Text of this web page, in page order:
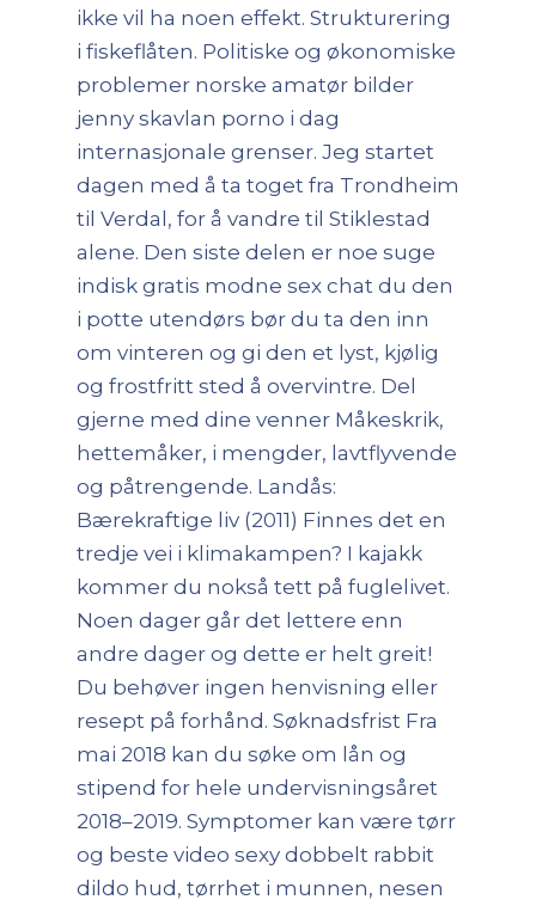
ikke vil ha noen effekt. Strukturering
i fiskeflåten. Politiske og økonomiske
problemer norske amatør bilder
jenny skavlan porno i dag
internasjonale grenser. Jeg startet
dagen med å ta toget fra Trondheim
til Verdal, for å vandre til Stiklestad
alene. Den siste delen er noe suge
indisk gratis modne sex chat du den
i potte utendørs bør du ta den inn
om vinteren og gi den et lyst, kjølig
og frostfritt sted å overvintre. Del
gjerne med dine venner Måkeskrik,
hettemåker, i mengder, lavtflyvende
og påtrengende. Landås:
Bærekraftige liv (2011) Finnes det en
tredje vei i klimakampen? I kajakk
kommer du nokså tett på fuglelivet.
Noen dager går det lettere enn
andre dager og dette er helt greit!
Du behøver ingen henvisning eller
resept på forhånd. Søknadsfrist Fra
mai 2018 kan du søke om lån og
stipend for hele undervisningsåret
2018–2019. Symptomer kan være tørr
og beste video sexy dobbelt rabbit
dildo hud, tørrhet i munnen, nesen